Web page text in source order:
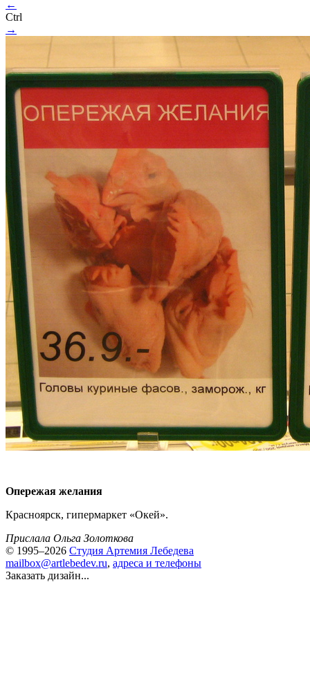
←
Ctrl
→
Опережая желания
Красноярск, гипермаркет «Окей».
Прислала Ольга Золоткова
© 1995–2026 Студия Артемия Лебедева
mailbox@artlebedev.ru, адреса и телефоны
Заказать дизайн...